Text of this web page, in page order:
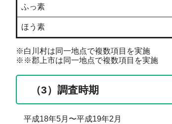
ふっ素
ほう素
※白川村は同一地点で複数項目を実施
※※郡上市は同一地点で複数項目を実施
（3）調査時期
平成18年5月〜平成19年2月